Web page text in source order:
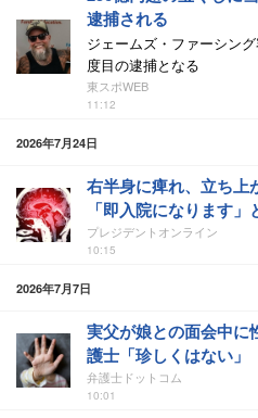
逮捕される
ジェームズ・ファーシン
度目の逮捕となる
東スポWEB
11:12
2026年7月24日
右半身に痺れ、立ち上
「即入院になります」
プレジデントオンライン
10:15
2026年7月7日
実父が娘との面会中
護士「珍しくはない」
弁護士ドットコム
10:01